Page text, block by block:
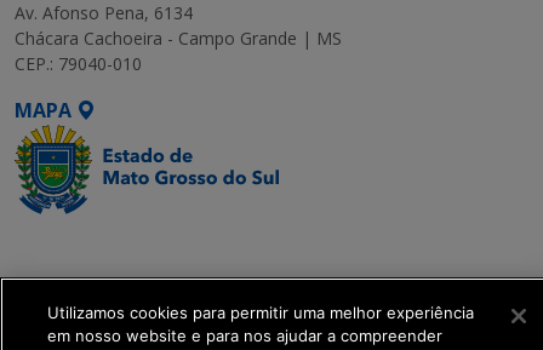
Av. Afonso Pena, 6134
Chácara Cachoeira - Campo Grande | MS
CEP.: 79040-010
MAPA
Executiva de
Transformação Digital
Utilizamos cookies para permitir uma melhor experiência
em nosso website e para nos ajudar a compreender